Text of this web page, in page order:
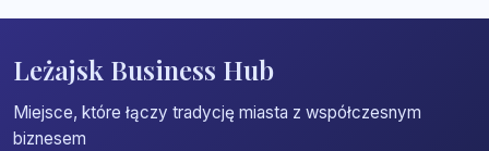
Leżajsk Business Hub
Miejsce, które łączy tradycję miasta z współczesnym
biznesem